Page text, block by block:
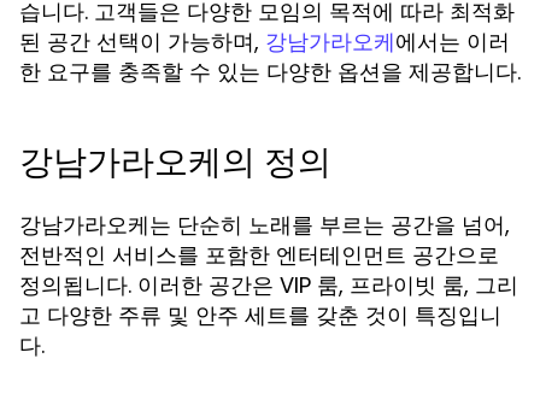
습니다. 고객들은 다양한 모임의 목적에 따라 최적화
된 공간 선택이 가능하며, 강남가라오케에서는 이러
한 요구를 충족할 수 있는 다양한 옵션을 제공합니다.
강남가라오케의 정의
강남가라오케는 단순히 노래를 부르는 공간을 넘어,
전반적인 서비스를 포함한 엔터테인먼트 공간으로
정의됩니다. 이러한 공간은 VIP 룸, 프라이빗 룸, 그리
고 다양한 주류 및 안주 세트를 갖춘 것이 특징입니
다.